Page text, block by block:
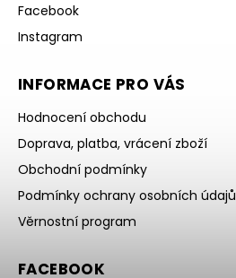
Facebook
Instagram
INFORMACE PRO VÁS
Hodnocení obchodu
Doprava, platba, vrácení zboží
Obchodní podmínky
Podmínky ochrany osobních údajů
Věrnostní program
FACEBOOK